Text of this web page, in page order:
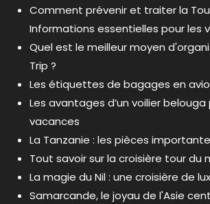
Comment prévenir et traiter la
Informations essentielles pour les
Quel est le meilleur moyen
Trip ?
Les étiquettes de bagages en
Les avantages d’un voilier belouga
vacances
La Tanzanie : les pièces
Tout savoir sur la croisière tour du
La magie du Nil : une croisière de
Samarcande, le joyau de l'Asie